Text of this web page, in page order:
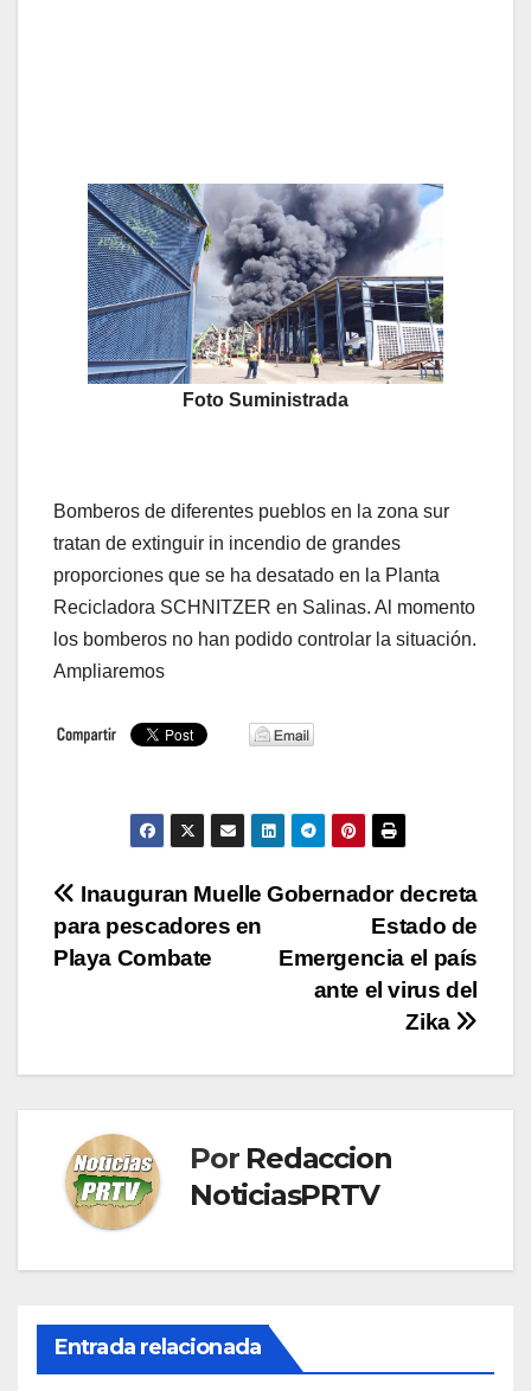
Foto Suministrada
Bomberos de diferentes pueblos en la zona sur
tratan de extinguir in incendio de grandes
proporciones que se ha desatado en la Planta
Recicladora SCHNITZER en Salinas. Al momento
los bomberos no han podido controlar la situación.
Ampliaremos
Navegación
de
Gobernador decreta
Estado de
Emergencia el país
ante el virus del
Zika
Inauguran Muelle
para pescadores en
Playa Combate
Por Redaccion
NoticiasPRTV
Entrada relacionada